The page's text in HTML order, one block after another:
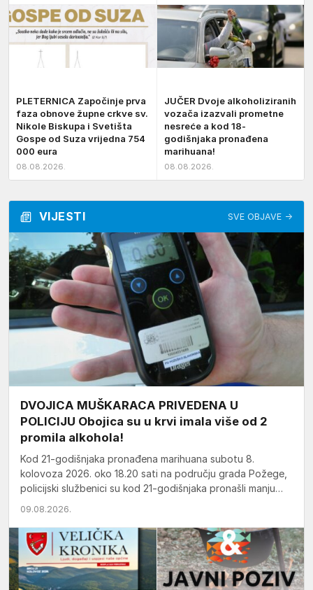
PLETERNICA Započinje prva
faza obnove župne crkve sv.
Nikole Biskupa i Svetišta
Gospe od Suza vrijedna 754
000 eura
08.08.2026.
JUČER Dvoje alkoholiziranih
vozača izazvali prometne
nesreće a kod 18-
godišnjaka pronađena
marihuana!
08.08.2026.
VIJESTI SVE OBJAVE →
DVOJICA MUŠKARACA PRIVEDENA U
POLICIJU Obojica su u krvi imala više od 2
promila alkohola!
Kod 21-godišnjaka pronađena marihuana subotu 8.
kolovoza 2026. oko 18.20 sati na području grada Požege,
policijski službenici su kod 21-godišnjaka pronašli manju
09.08.2026.